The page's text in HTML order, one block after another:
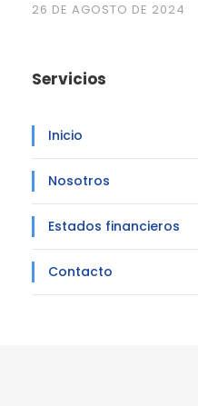
26 DE AGOSTO DE 2024
Servicios
Inicio
Nosotros
Estados financieros
Contacto